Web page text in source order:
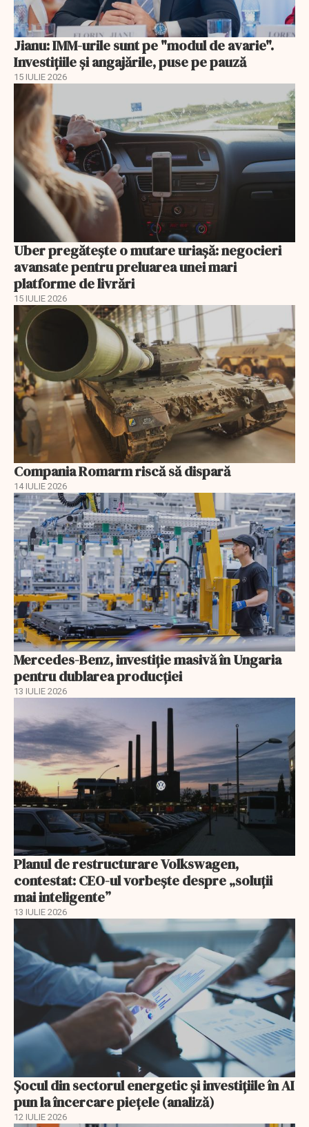
Jianu: IMM-urile sunt pe "modul de avarie".
Investițiile și angajările, puse pe pauză
15 IULIE 2026
Uber pregătește o mutare uriașă: negocieri
avansate pentru preluarea unei mari
platforme de livrări
15 IULIE 2026
Compania Romarm riscă să dispară
14 IULIE 2026
Mercedes-Benz, investiție masivă în Ungaria
pentru dublarea producției
13 IULIE 2026
Planul de restructurare Volkswagen,
contestat: CEO-ul vorbește despre „soluții
mai inteligente”
13 IULIE 2026
Șocul din sectorul energetic și investițiile în AI
pun la încercare piețele (analiză)
12 IULIE 2026